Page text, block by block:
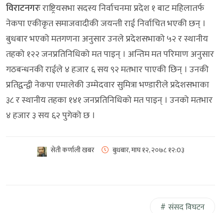
विराटनगरःराष्ट्रियसभा सदस्य निर्वाचनमा प्रदेश १ बाट महिलातर्फ
नेकपा एकीकृत समाजवादीकी जयन्ती राई निर्वाचित भएकी छन् ।
बुधबार भएको मतगणना अनुसार उनले प्रदेशसभाको ५२ र स्थानीय
तहको १२२ जनप्रतिनिधिको मत पाइन् । अन्तिम मत परिमाण अनुसार
गठबन्धनकी राईले ४ हजार ६ सय ९२ मतभार पाएकी छिन् । उनकी
प्रतिद्वन्द्वी नेकपा एमालेकी उम्मेदवार सुमित्रा भण्डारीले प्रदेशसभाका
३८ र स्थानीय तहका १४१ जनप्रतिनिधिको मत पाइन् । उनको मतभार
४ हजार ३ सय ६२ पुगेको छ ।
सेती कर्णाली खबर बुधबार, माघ १२, २०७८१२:0३
संसद विघटन